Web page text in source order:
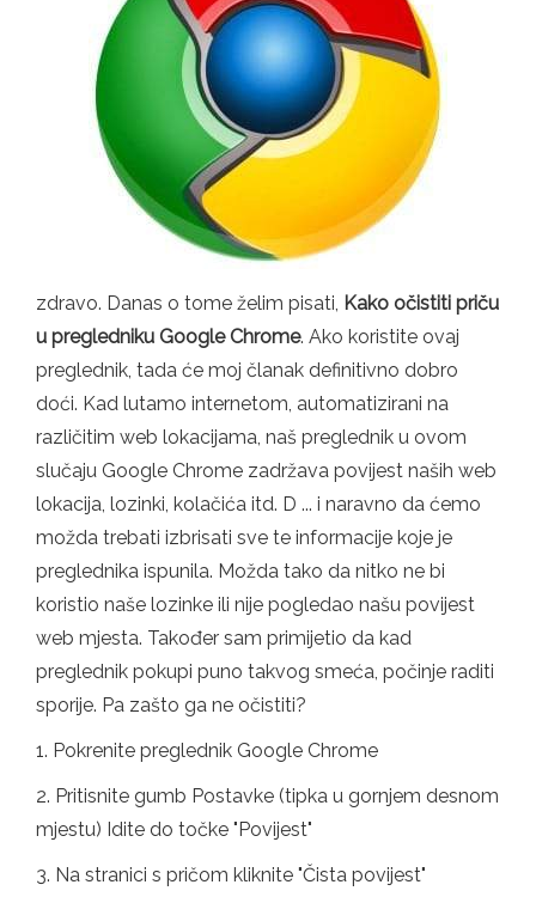
zdravo. Danas o tome želim pisati, Kako očistiti priču
u pregledniku Google Chrome. Ako koristite ovaj
preglednik, tada će moj članak definitivno dobro
doći. Kad lutamo internetom, automatizirani na
različitim web lokacijama, naš preglednik u ovom
slučaju Google Chrome zadržava povijest naših web
lokacija, lozinki, kolačića itd. D ... i naravno da ćemo
možda trebati izbrisati sve te informacije koje je
preglednika ispunila. Možda tako da nitko ne bi
koristio naše lozinke ili nije pogledao našu povijest
web mjesta. Također sam primijetio da kad
preglednik pokupi puno takvog smeća, počinje raditi
sporije. Pa zašto ga ne očistiti?
1. Pokrenite preglednik Google Chrome
2. Pritisnite gumb Postavke (tipka u gornjem desnom
mjestu) Idite do točke "Povijest"
3. Na stranici s pričom kliknite "Čista povijest"